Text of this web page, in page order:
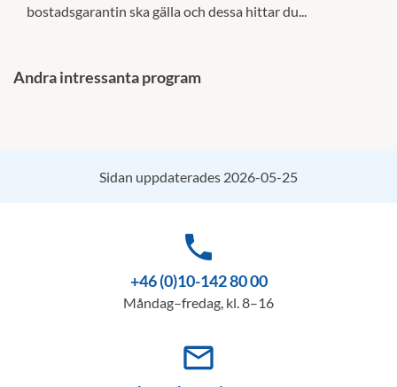
bostadsgarantin ska gälla och dessa hittar du...
Andra intressanta program
Sidan uppdaterades 2026-05-25
phone
+46 (0)10-142 80 00
Måndag–fredag, kl. 8–16
mail_outline